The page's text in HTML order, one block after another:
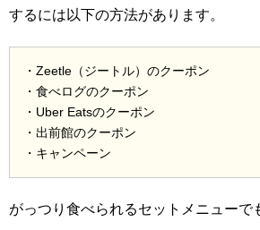
するには以下の方法があります。
・Zeetle（ジートル）のクーポン
・食べログのクーポン
・Uber Eatsのクーポン
・出前館のクーポン
・キャンペーン
がっつり食べられるセットメニューで